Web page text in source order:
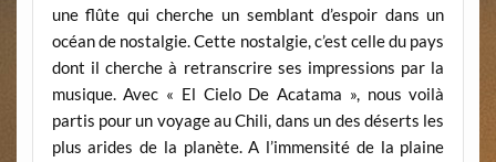
une flûte qui cherche un semblant d’espoir dans un
océan de nostalgie. Cette nostalgie, c’est celle du pays
dont il cherche à retranscrire ses impressions par la
musique. Avec « El Cielo De Acatama », nous voilà
partis pour un voyage au Chili, dans un des déserts les
plus arides de la planète. A l’immensité de la plaine